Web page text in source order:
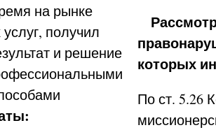
на рынке
получил
и решение
которых
По ст. 5.26